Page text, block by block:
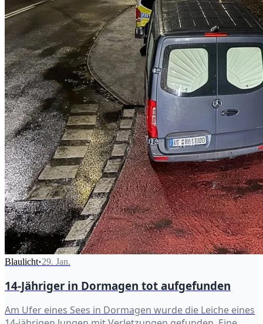
Blaulicht•29. Jan.
14-Jähriger in Dormagen tot aufgefunden
Am Ufer eines Sees in Dormagen wurde die Leiche eines